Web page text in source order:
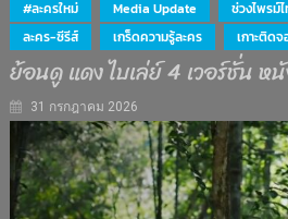
#ละครใหม่ Media Update ช่วงไพรม์
ละคร-ซีรีส์
เกร็ดความรู้ละคร เกาะติดจ
ย้อนดู แดง ไบเล่ย์ 4 เวอร์ชั่น ห
31 กรกฎาคม 2026